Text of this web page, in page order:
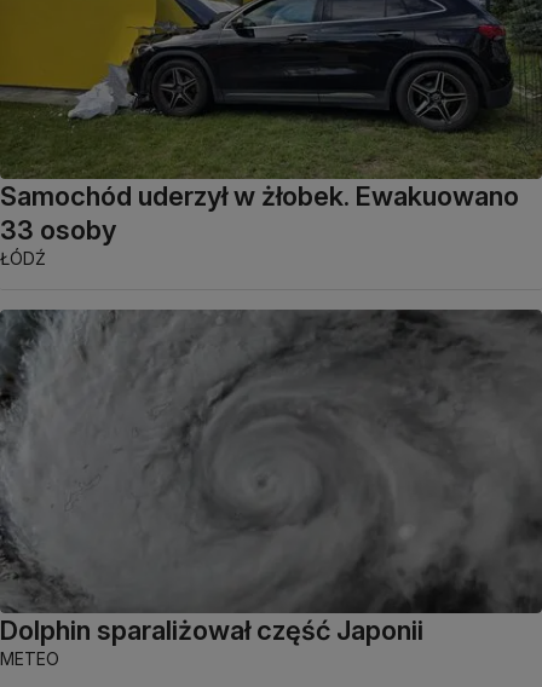
Samochód uderzył w żłobek. Ewakuowano
33 osoby
ŁÓDŹ
Dolphin sparaliżował część Japonii
METEO